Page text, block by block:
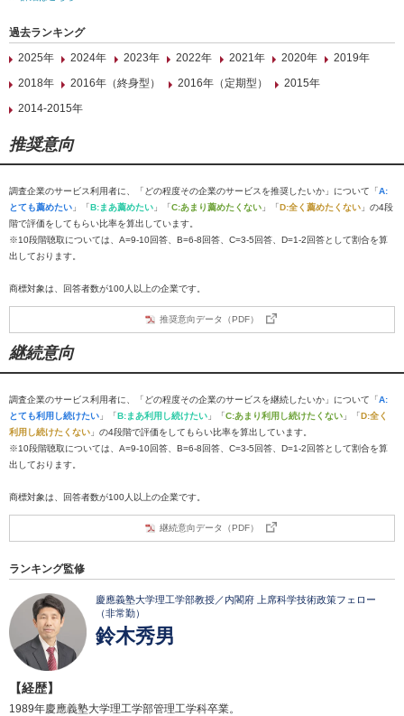
過去ランキング
2025年
2024年 2023年 2022年 2021年 2020年
2019年
2018年
2016年（終身型） 2016年（定期型）
2015年
2014-2015年
推奨意向
調査企業のサービス利用者に、「どの程度その企業のサービスを推奨したいか」について「A:
とても薦めたい 」「B:まあ薦めたい 」「C:あまり薦めたくない 」「D:全く薦めたくない 」の4段
階で評価をしてもらい比率を算出しています。
※10段階聴取については、A=9-10回答、B=6-8回答、C=3-5回答、D=1-2回答として割合を算
出しております。
商標対象は、回答者数が100人以上の企業です。
推奨意向データ（PDF）
継続意向
調査企業のサービス利用者に、「どの程度その企業のサービスを継続したいか」について「A:
とても利用し続けたい 」「B:まあ利用し続けたい 」「C:あまり利用し続けたくない 」「D:全く
利用し続けたくない 」の4段階で評価をしてもらい比率を算出しています。
※10段階聴取については、A=9-10回答、B=6-8回答、C=3-5回答、D=1-2回答として割合を算
出しております。
商標対象は、回答者数が100人以上の企業です。
継続意向データ（PDF）
ランキング監修
慶應義塾大学理工学部教授／内閣府 上席科学技術政策フェロー
（非常勤）
鈴木秀男
【経歴】
1989年慶應義塾大学理工学部管理工学科卒業。